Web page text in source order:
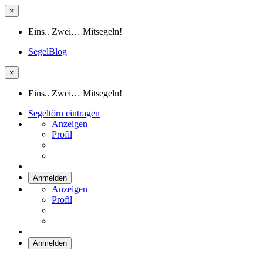
×
Eins.. Zwei… Mitsegeln!
SegelBlog
×
Eins.. Zwei… Mitsegeln!
Segeltörn eintragen
Anzeigen
Profil
Anmelden
Anzeigen
Profil
Anmelden